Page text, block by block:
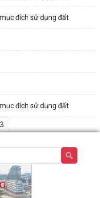
đích sử dụng đất
đích sử dụng đất
3